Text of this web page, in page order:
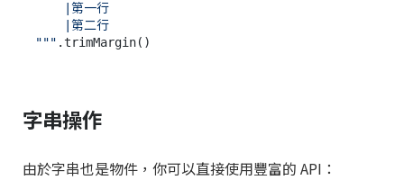
"""
字串操作
由於字串也是物件，你可以直接使用豐富的 API：